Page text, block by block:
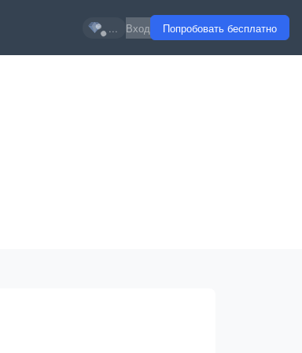
... Вход Попробовать бесплатно